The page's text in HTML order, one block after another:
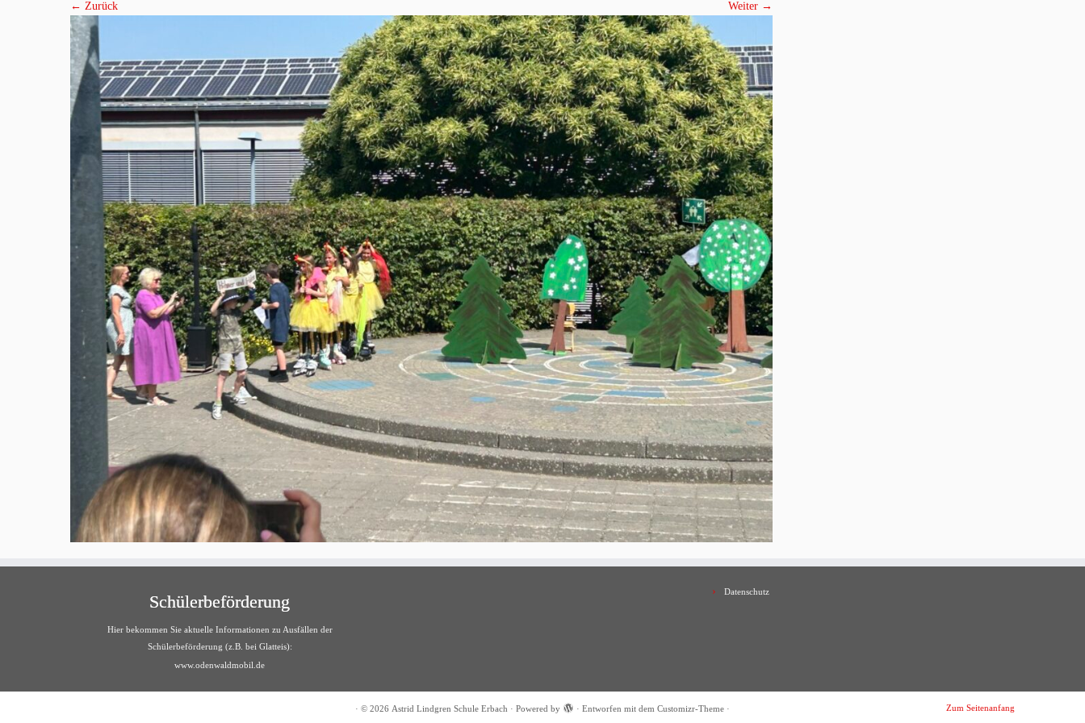
← Zurück Weiter →
Schülerbeförderung
Hier bekommen Sie aktuelle Informationen zu Ausfällen der
Schülerbeförderung (z.B. bei Glatteis):
www.odenwaldmobil.de
Datenschutz
· © 2026 Astrid Lindgren Schule Erbach · Powered by · Entworfen mit dem Customizr-Theme · Zum Seitenanfang